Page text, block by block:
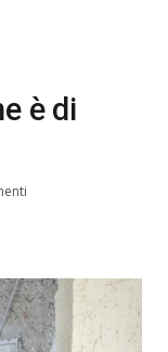
è di